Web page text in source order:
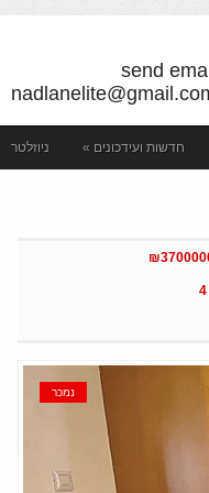
send
חדשות ועידכונים » ניוזלטר
4
נמכר